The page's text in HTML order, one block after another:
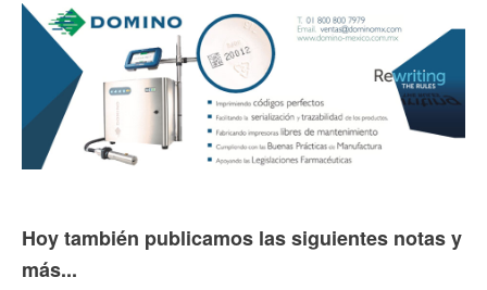
Hoy también publicamos las siguientes notas y
más...